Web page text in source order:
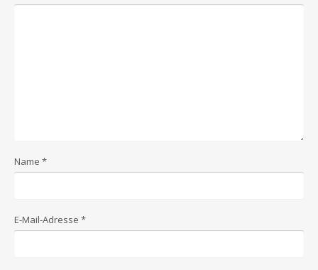
Name *
E-Mail-Adresse *